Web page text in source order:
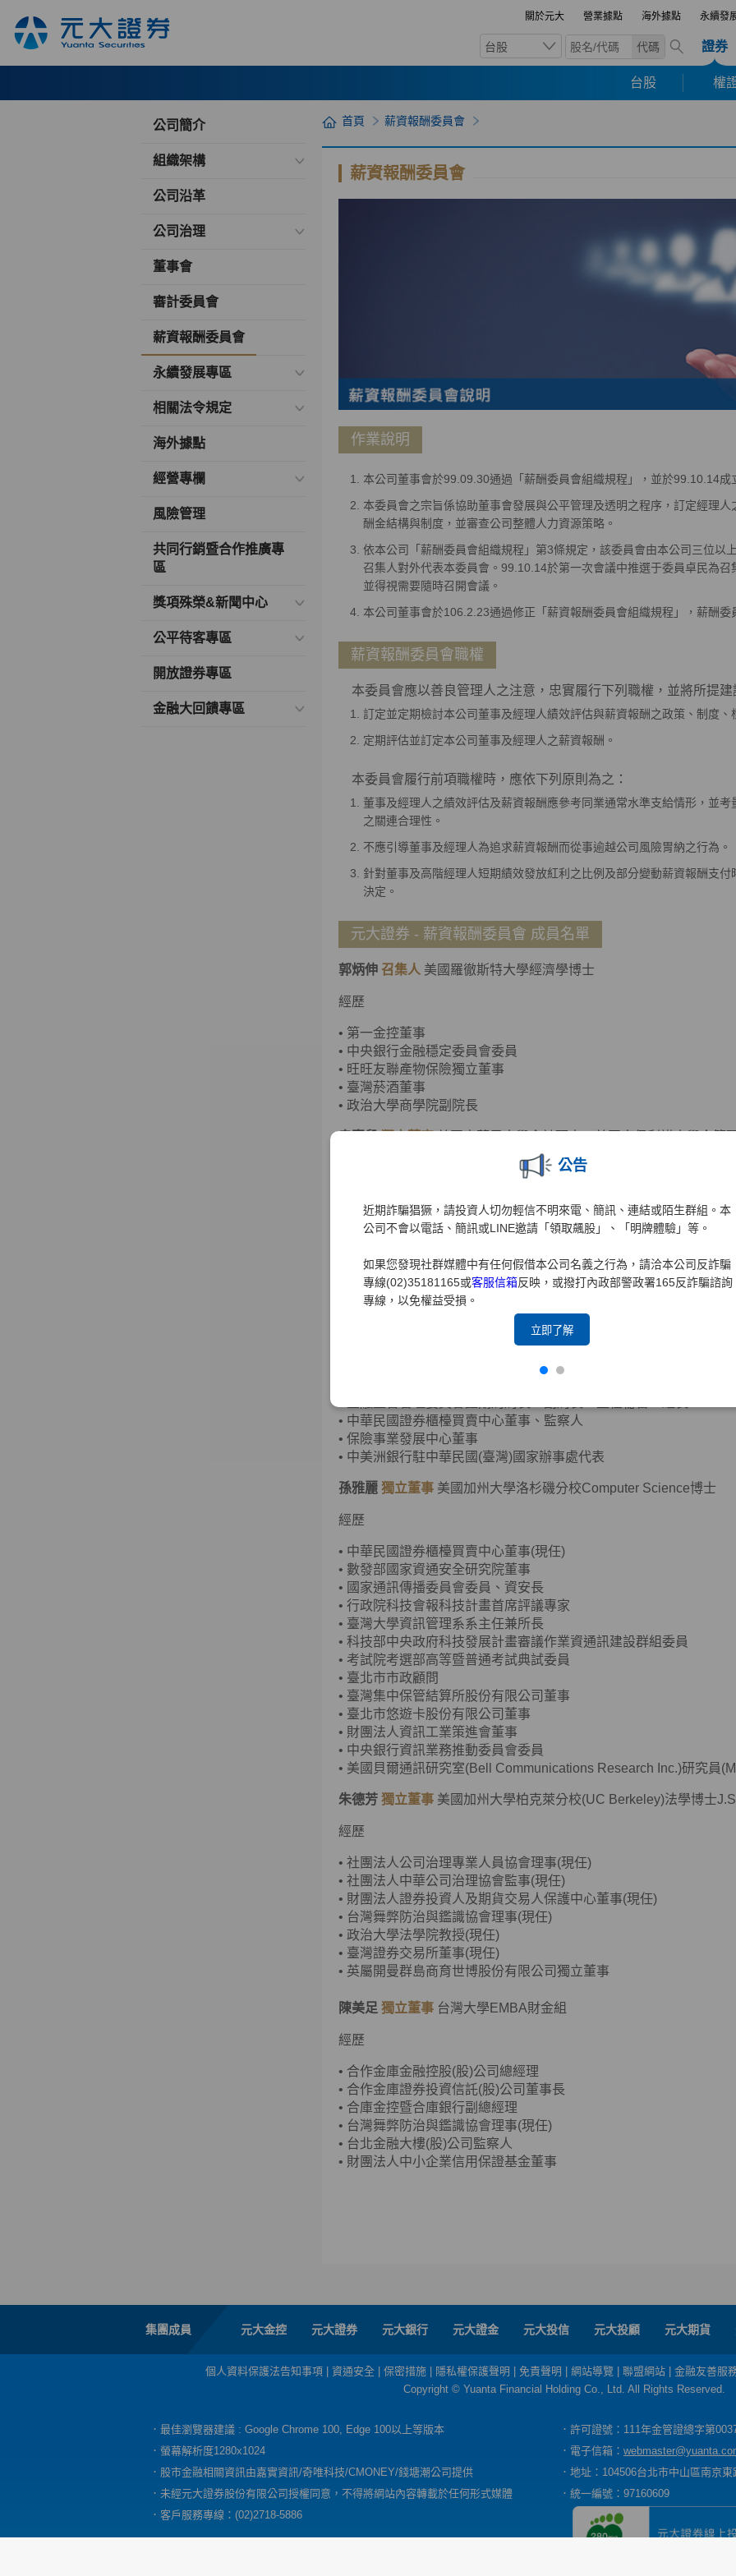
關於元大 營業據點 海外據點 永續發
台股 代碼 證券
台股 權
公告
近期詐騙猖獗，請投資人切勿輕信不明來電、簡訊、連結或陌生群組。本
公司不會以電話、簡訊或LINE邀請「領取飆股」、「明牌體驗」等。
如果您發現社群媒體中有任何假借本公司名義之行為，請洽本公司反詐騙
專線(02)35181165或客服信箱反映，或撥打內政部警政署165反詐騙諮詢
專線，以免權益受損。
立即了解
公司簡介
組織架構
公司沿革
公司治理
董事會
審計委員會
薪資報酬委員會
永續發展專區
相關法令規定
海外據點
經營專欄
風險管理
共同行銷暨合作推廣專
區
獎項殊榮&新聞中心
公平待客專區
開放證券專區
金融大回饋專區
首頁 薪資報酬委員會
薪資報酬委員會
作業說明
本公司董事會於99.09.30通過「薪酬委員會組織規程」，並於99.10.14成
本委員會之宗旨係協助董事會發展與公平管理及透明之程序，訂定經理
酬金結構與制度，並審查公司整體人力資源策略。
依本公司「薪酬委員會組織規程」第3條規定，該委員會由本公司三位以
召集人對外代表本委員會。99.10.14於第一次會議中推選于委員卓民為
並得視需要隨時召開會議。
本公司董事會於106.2.23通過修正「薪資報酬委員會組織規程」，薪酬
薪資報酬委員會職權
本委員會應以善良管理人之注意，忠實履行下列職權，並將所提
訂定並定期檢討本公司董事及經理人績效評估與薪資報酬之政策、制度、
定期評估並訂定本公司董事及經理人之薪資報酬。
本委員會履行前項職權時，應依下列原則為之：
董事及經理人之績效評估及薪資報酬應參考同業通常水準支給情形，並
之關連合理性。
不應引導董事及經理人為追求薪資報酬而從事逾越公司風險胃納之行為。
針對董事及高階經理人短期績效發放紅利之比例及部分變動薪資報酬支
決定。
元大證券 - 薪資報酬委員會 成員名單
郭炳伸 召集人 美國羅徹斯特大學經濟學博士
經歷
• 第一金控董事
• 中央銀行金融穩定委員會委員
• 旺旺友聯產物保險獨立董事
• 臺灣菸酒董事
• 政治大學商學院副院長
財團法人聖嚴教育基金會監察人
財團法人法鼓山佛教基金會監察人
普華國際財務顧問(股)公司董事長
中華民國北市會計師公會理事
政治大學企業管理碩士
• 中華民國證券櫃檯買賣中心董事、監察人
• 保險事業發展中心董事
• 中美洲銀行駐中華民國(臺灣)國家辦事處代表
孫雅麗 獨立董事 美國加州大學洛杉磯分校Computer Science博士
經歷
• 中華民國證券櫃檯買賣中心董事(現任)
• 數發部國家資通安全研究院董事
• 國家通訊傳播委員會委員、資安長
• 行政院科技會報科技計畫首席評議專家
• 臺灣大學資訊管理系系主任兼所長
• 科技部中央政府科技發展計畫審議作業資通訊建設群組委員
• 考試院考選部高等暨普通考試典試委員
• 臺北市市政顧問
• 臺灣集中保管結算所股份有限公司董事
• 臺北市悠遊卡股份有限公司董事
• 財團法人資訊工業策進會董事
• 中央銀行資訊業務推動委員會委員
• 美國貝爾通訊研究室(Bell Communications Research Inc.)研究員
朱德芳 獨立董事 美國加州大學柏克萊分校(UC Berkeley)法學博士
經歷
• 社團法人公司治理專業人員協會理事(現任)
• 社團法人中華公司治理協會監事(現任)
• 財團法人證券投資人及期貨交易人保護中心董事(現任)
• 台灣舞弊防治與鑑識協會理事(現任)
• 政治大學法學院教授(現任)
• 臺灣證券交易所董事(現任)
• 英屬開曼群島商育世博股份有限公司獨立董事
陳美足 獨立董事 台灣大學EMBA財金組
經歷
• 合作金庫金融控股(股)公司總經理
• 合作金庫證券投資信託(股)公司董事長
• 合庫金控暨合庫銀行副總經理
• 台灣舞弊防治與鑑識協會理事(現任)
• 台北金融大樓(股)公司監察人
• 財團法人中小企業信用保證基金董事
集團成員 元大金控 元大證券 元大銀行 元大證金 元大投信 元大投顧 元大期貨
個人資料保護法告知事項 資通安全 保密措施 隱私權保護聲明 免責聲明 網站導覽 聯盟網站
金融友善服
Copyright © Yuanta Financial Holding Co., Ltd. All Rights Reserved.
．最佳瀏覽器建議 : Google Chrome 100, Edge 100以上等版本
．許可證號：111年金管證總字第
．螢幕解析度1280x1024
．電子信箱：
．股市金融相關資訊由嘉實資訊/奇唯科技/CMONEY/錢塘潮公司提供
．地址：104506台北市中山區南京
．未經元大證券股份有限公司授權同意，不得將網站內容轉載於任何形式媒體
．統一編號：97160609
．客戶服務專線：(02)2718-5886